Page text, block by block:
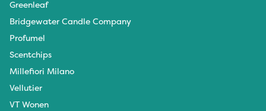
Greenleaf
Bridgewater Candle Company
Profumel
Scentchips
Millefiori Milano
Vellutier
VT Wonen